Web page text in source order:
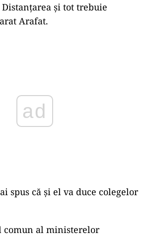
și tot trebuie
Arafat.
spus că și el va duce colegelor
comun al ministerelor